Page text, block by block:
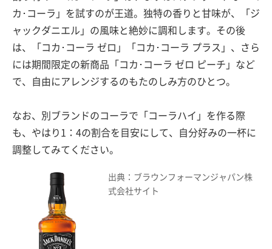
カ･コーラ」を試すのが王道。独特の香りと甘味が、「ジ
ャックダニエル」の風味と絶妙に調和します。その後
は、「コカ･コーラ ゼロ」「コカ･コーラ プラス」、さら
には期間限定の新商品「コカ･コーラ ゼロ ピーチ」など
で、自由にアレンジするのもたのしみ方のひとつ。
なお、別ブランドのコーラで「コーラハイ」を作る際
も、やはり1：4の割合を目安にして、自分好みの一杯に
調整してみてください。
出典：ブラウンフォーマンジャパン株
式会社サイト